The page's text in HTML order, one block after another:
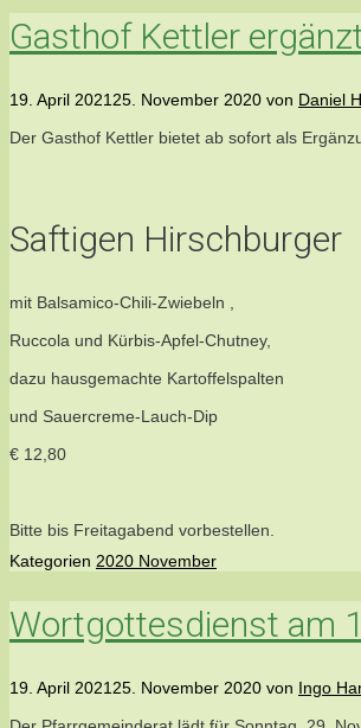
Gasthof Kettler
19. April 2021 25. November 2020 von Daniel
Der Gasthof Kettler bietet ab sofort als
Saftigen Hirschburger
mit Balsamico-Chili-Zwiebeln ,
Ruccola und Kürbis-Apfel-Chutney,
dazu hausgemachte Kartoffelspalten
und Sauercreme-Lauch-Dip
€ 12,80
Bitte bis Freitagabend vorbestellen.
Kategorien 2020 November
Wortgottesdienst am
19. April 2021 25. November 2020 von Ingo